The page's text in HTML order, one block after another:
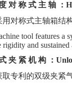
度 对 称 式 主 轴 ：
用对称式主轴箱结
tool features a
rigidity and
夹 紧 机 构 ：
取专利的双级夹紧